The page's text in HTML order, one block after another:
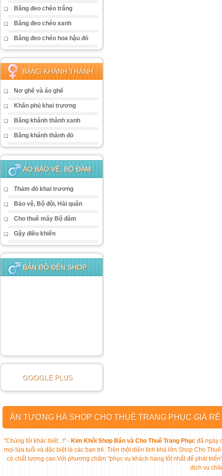
Băng đeo chéo trắng
Băng đeo chéo xanh
Băng đeo chéo hoa hậu đỏ
BĂNG KHÁNH THÀNH
Nơ ghế và áo ghế
Khăn phủ khai trương
Băng khánh thành xanh
Băng khánh thành đỏ
ÁO BẢO VỆ, BỘ ĐÀM
Thảm đỏ khai trương
Bảo vệ, Bộ đội, Hải quân
Cho thuê máy Bộ đàm
Gậy điều khiển
BẢN ĐỒ ĐẾN SHOP
GOOGLE PLUS
ẤN TƯỢNG HÀ SHOP CHO THUÊ TRANG PHỤC GIÁ
"Chúng tôi khác biệt...!" - Kim Khôi Shop Bán và Cho Thuê Trang Phụcđã ngày
mọi lứa tuổi và đặc biệt là các bạn trẻ. Trên một diện tích khá lớn Shop Cho
có chất lượng cao.Với phương châm "phục vụ khách hàng tốt nhất để phát
dịch vụ